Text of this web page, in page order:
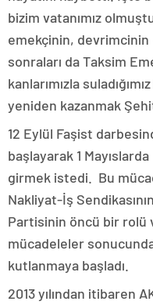
bizim vatanımız
emekçinin, devrimcinin
sonraları da Taksim
kanlarımızla
yeniden kazanmak
12 Eylül Faşist
başlayarak 1
girmek istedi. Bu
Nakliyat-İş
Partisinin öncü bir rolü
mücadeleler
kutlanmaya başladı.
2013 yılından itibaren